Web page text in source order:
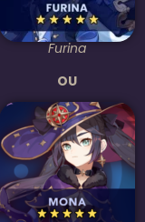
Furina
OU